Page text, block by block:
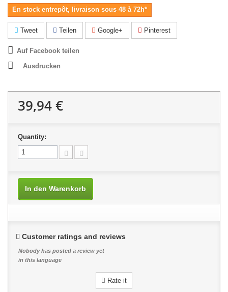
En stock entrepôt, livraison sous 48 à 72h*
Tweet Teilen Google+ Pinterest
Auf Facebook teilen
Ausdrucken
39,94 €
Quantity:
In den Warenkorb
Customer ratings and reviews
Nobody has posted a review yet
in this language
Rate it